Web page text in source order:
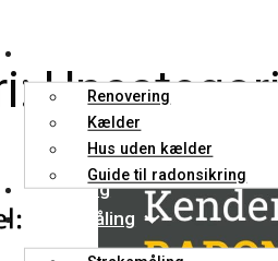
Renovering
Kælder
Hus uden kælder
Guide til radonsikring
Radonsug
Radonmåling